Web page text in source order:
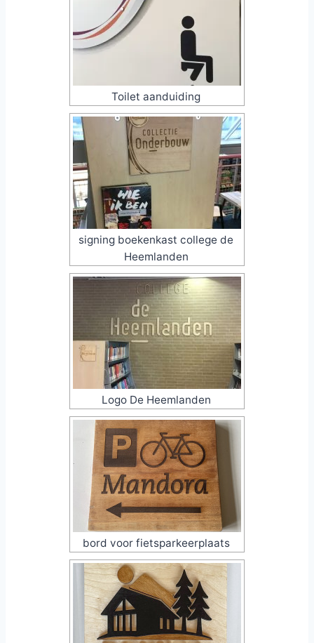
Toilet aanduiding
signing boekenkast college de
Heemlanden
Logo De Heemlanden
bord voor fietsparkeerplaats